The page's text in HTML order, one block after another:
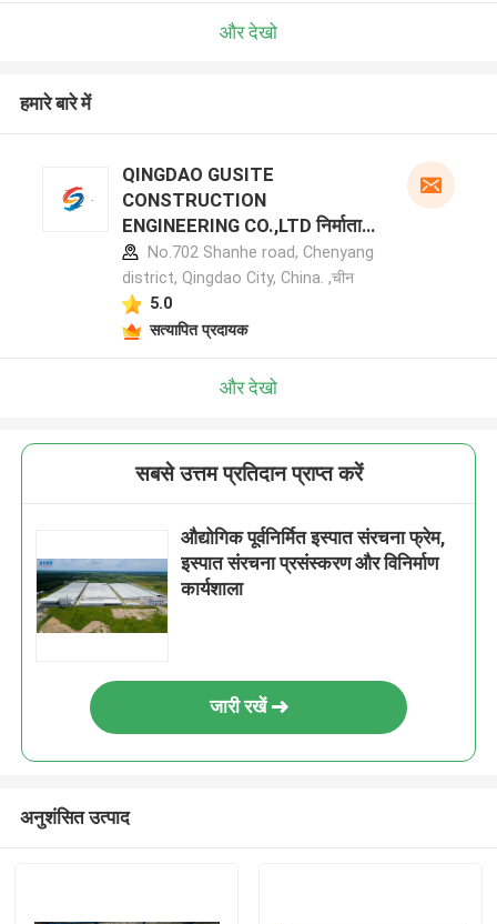
और देखो
हमारे बारे में
QINGDAO GUSITE
CONSTRUCTION
ENGINEERING CO.,LTD निर्माता
प्रोफ़ाइलNo.702 Shanhe road, Chenyang
district, Qingdao City, China. ,चीन
5.0
सत्यापित प्रदायक
और देखो
सबसे उत्तम प्रतिदान प्राप्त करें
औद्योगिक पूर्वनिर्मित इस्पात संरचना फ्रेम,
इस्पात संरचना प्रसंस्करण और विनिर्माण
कार्यशाला
जारी रखें
अनुशंसित उत्पाद